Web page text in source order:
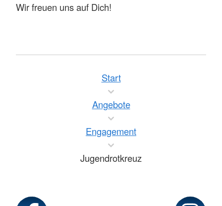
Wir freuen uns auf Dich!
Start
Angebote
Engagement
Jugendrotkreuz